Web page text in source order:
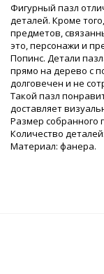
Фигурный пазл
деталей. Кроме
предметов,
это, персонажи и
Попинс. Детали
прямо на дерево с
долговечен и не
Такой пазл
доставляет
Размер собранного
Количество
Материал: фанера.